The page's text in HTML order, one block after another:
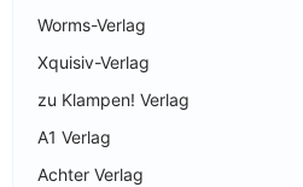
Worms-Verlag
Xquisiv-Verlag
zu Klampen! Verlag
A1 Verlag
Achter Verlag